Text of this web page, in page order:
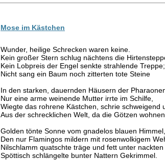
Mose im Kästchen
Wunder, heilige Schrecken waren keine.
Kein großer Stern schlug nächtens die
Kein Lobpreis der Engel senkte strahlende Treppe;
Nicht sang ein Baum noch zitterten tote Steine
In den starken, dauernden Häusern der
Nur eine arme weinende Mutter irrte im Schilfe,
Wiegte das rohrene Kästchen, schrie schweigend
Aus der schrecklichen Welt, da die Götzen wohnen.
Golden tönte Sonne vom gnadelos blauen Himmel,
Den nur Flamingos mildern mit rosenwolkigem
Nilschlamm quatschte träge und fett unter
Spöttisch schlängelte bunter Nattern Gekrimmel.